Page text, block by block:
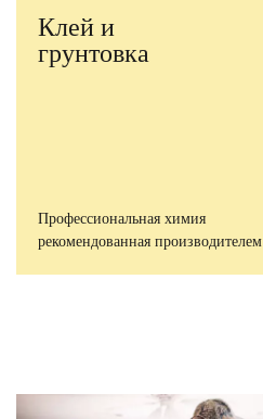
Клей и
грунтовка
Профессиональная химия
рекомендованная производителем